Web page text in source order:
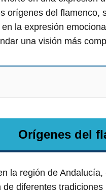
orígenes del flamenco,
la expresión
una visión más
Orígenes del
la región de
diferentes